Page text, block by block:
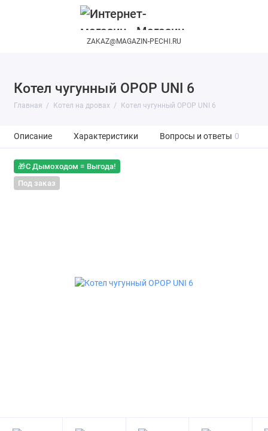
ZAKAZ@MAGAZIN-PECHI.RU
Котел чугунный OPOP UNI 6
Главная Котел на дровах Котел чугунный OPOP UNI 6
Описание Характеристики Вопросы и ответы 0
🎁С Дымоходом = Выгода!
Под заказ